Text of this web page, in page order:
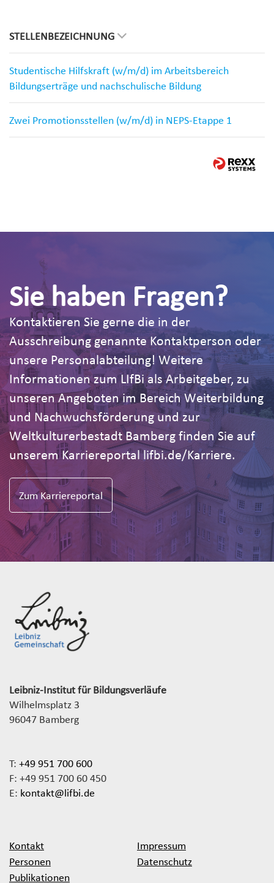
STELLENBEZEICHNUNG
Studentische Hilfskraft (w/m/d) im Arbeitsbereich
Bildungserträge und nachschulische Bildung
Zwei Promotionsstellen (w/m/d) in NEPS-Etappe 1
Sie haben Fragen?
Kontaktieren Sie gerne die in der
Ausschreibung genannte Kontaktperson oder
unsere Personalabteilung! Weitere
Informationen zum LIfBi als Arbeitgeber, zu
unseren Angeboten im Bereich Weiterbildung
und Nachwuchsförderung und zur
Weltkulturerbestadt Bamberg finden Sie auf
unserem Karriereportal lifbi.de/Karriere.
Zum Karriereportal
Leibniz-Institut für Bildungsverläufe
Wilhelmsplatz 3
96047 Bamberg
T: +49 951 700 600
F: +49 951 700 60 450
E: kontakt@lifbi.de
Kontakt
Personen
Publikationen
Impressum
Datenschutz